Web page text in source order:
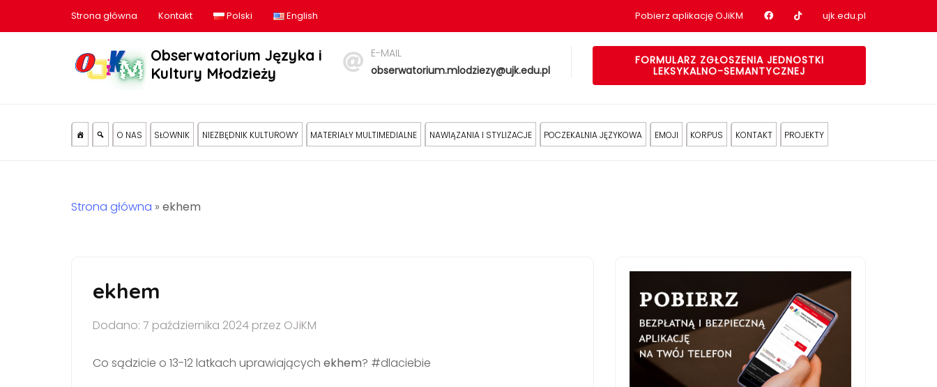
Strona główna Kontakt Polski English Pobierz aplikację OJiKM Nasz profil na Facebook
Nasz profil na tiktok
ujk.edu.pl
Obserwatorium Języka i
Kultury Młodzieży
E-MAIL
obserwatorium.mlodziezy@ujk.edu.pl
FORMULARZ ZGŁOSZENIA JEDNOSTKI
LEKSYKALNO-SEMANTYCZNEJ
O NAS SŁOWNIK NIEZBĘDNIK KULTUROWY MATERIAŁY MULTIMEDIALNE NAWIĄZANIA I STYLIZACJE POCZEKALNIA JĘZYKOWA EMOJI KORPUS KONTAKT PROJEKTY
Strona główna » ekhem
ekhem
Dodano: 7 października 2024 przez OJiKM
Co sądzicie o 13-12 latkach uprawiających ekhem? #dlaciebie